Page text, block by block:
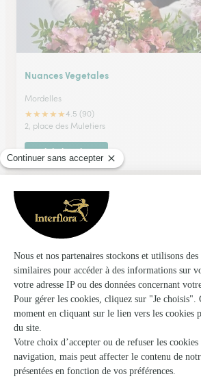
Nuances Vegetales
Mordelles
★★★★★4.5 (90)
2, place des Muletiers
Voir la boutique
Le Murmure des Fleurs
Vezin le Coquet
★★
4 rue de Rennes
Voir la boutique